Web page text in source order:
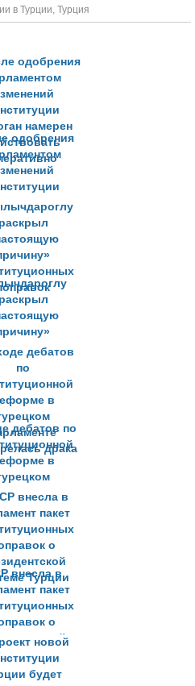
в Турции, Турция
одобрения
намерен
раскрыл
поправок
дебатов по
в
драка
внесла в
пакет
о
Турции